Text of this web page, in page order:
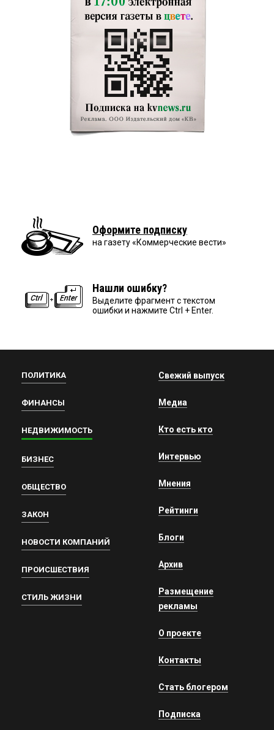
Оформите подписку
на газету «Коммерческие вести»
Нашли ошибку?
Выделите фрагмент с текстом
ошибки и нажмите Ctrl + Enter.
ПОЛИТИКА
ФИНАНСЫ
НЕДВИЖИМОСТЬ
БИЗНЕС
ОБЩЕСТВО
ЗАКОН
НОВОСТИ КОМПАНИЙ
ПРОИСШЕСТВИЯ
СТИЛЬ ЖИЗНИ
Свежий выпуск
Медиа
Кто есть кто
Интервью
Мнения
Рейтинги
Блоги
Архив
Размещение
рекламы
О проекте
Контакты
Стать блогером
Подписка